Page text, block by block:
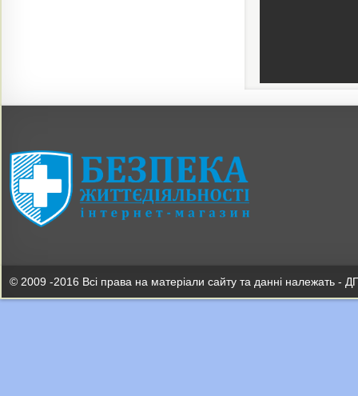
© 2009 -2016 Всі права на матеріали сайту та данні належать -